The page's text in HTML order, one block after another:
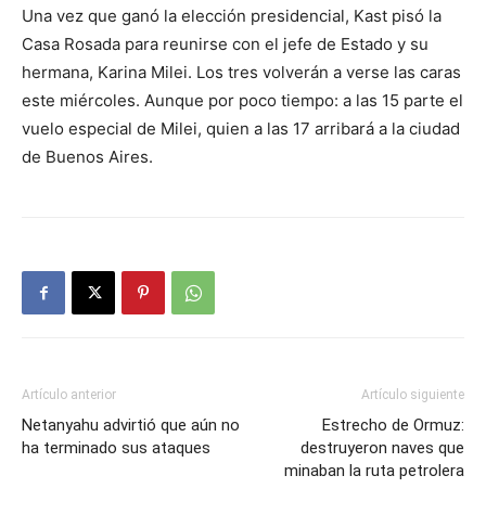
Una vez que ganó la elección presidencial, Kast pisó la
Casa Rosada para reunirse con el jefe de Estado y su
hermana, Karina Milei. Los tres volverán a verse las caras
este miércoles. Aunque por poco tiempo: a las 15 parte el
vuelo especial de Milei, quien a las 17 arribará a la ciudad
de Buenos Aires.
Artículo anterior
Netanyahu advirtió que aún no
ha terminado sus ataques
Artículo siguiente
Estrecho de Ormuz:
destruyeron naves que
minaban la ruta petrolera